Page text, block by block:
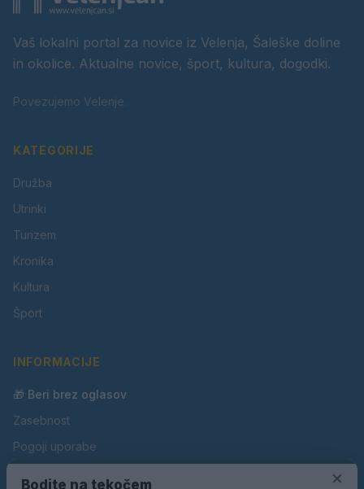
Vaš lokalni portal za novice iz Velenja, Šaleške doline
in okolice. Aktualne novice, šport, kultura, dogodki.
Povezujemo Velenje.
KATEGORIJE
Družba
Utrinki
Turizem
Kronika
Kultura
Šport
INFORMACIJE
🎁 Beri brez oglasov
Zasebnost
Pogoji uporabe
×
Bodite na tekočem